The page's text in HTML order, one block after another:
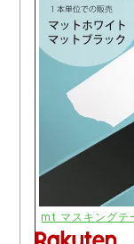
mt マスキングテ